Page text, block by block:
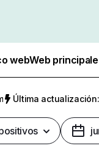
webWeb
Última